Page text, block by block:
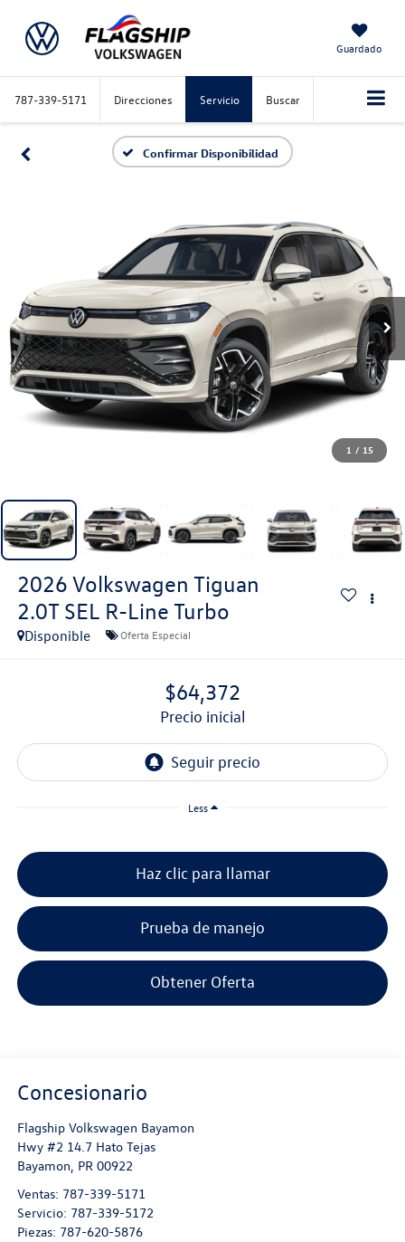
Guardado
787-339-5171 Direcciones Servicio Buscar
Confirmar Disponibilidad
1 / 15
2026 Volkswagen Tiguan
2.0T SEL R-Line Turbo
Disponible Oferta Especial
$64,372
precio inicial
Less
Haz clic para llamar
Prueba de manejo
Obtener Oferta
Concesionario
Flagship Volkswagen Bayamon
Hwy #2 14.7 Hato Tejas
Bayamon, PR 00922
Ventas: 787-339-5171
Servicio: 787-339-5172
Piezas: 787-620-5876